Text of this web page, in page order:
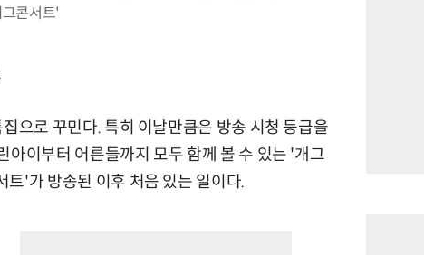
콘서트'
으로 꾸민다. 특히 이날만큼은 방송 시청 등급을
이부터 어른들까지 모두 함께 볼 수 있는 '개그
'가 방송된 이후 처음 있는 일이다.